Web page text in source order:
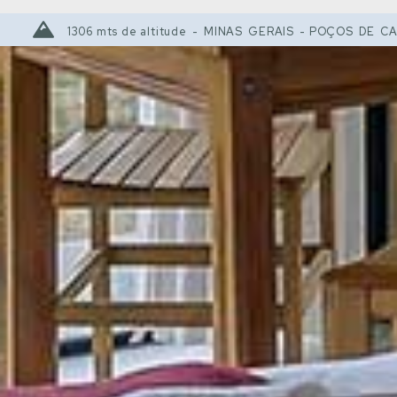
1306 mts de altitude - MINAS GERAIS - POÇOS DE